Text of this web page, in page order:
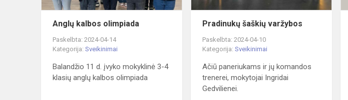
Anglų kalbos olimpiada
Paskelbta: 2024-04-14
Kategorija: Sveikinimai
Balandžio 11 d. įvyko mokyklinė 3-4
klasių anglų kalbos olimpiada
Pradinukų šaškių varžybos
Paskelbta: 2024-04-10
Kategorija:Sveikinimai
Ačiū paneriukams ir jų komandos
trenerei, mokytojai Ingridai
Gedvilienei.